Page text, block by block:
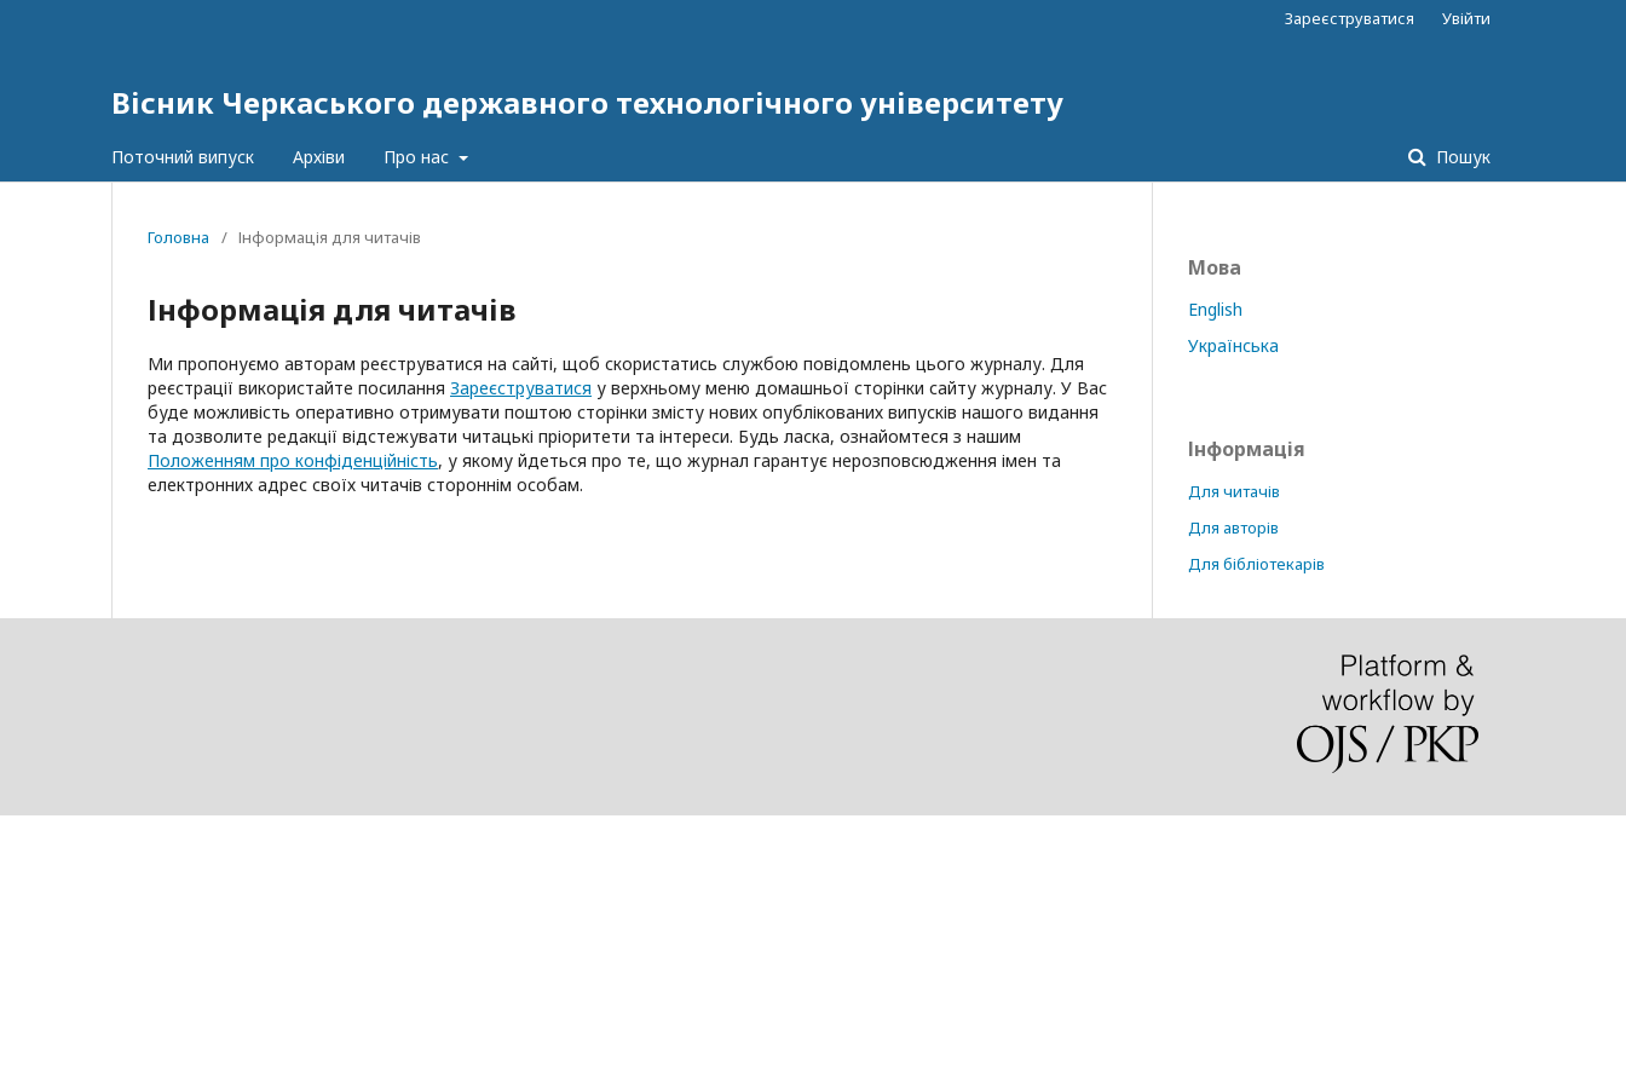
Вісник Черкаського державного технологічного університету
Поточний випуск Архіви Про нас Пошук
Зареєструватися Увійти
Головна / Інформація для читачів
Інформація для читачів
Ми пропонуємо авторам реєструватися на сайті, щоб скористатись службою повідомлень цього журналу. Для
реєстрації використайте посилання Зареєструватися у верхньому меню домашньої сторінки сайту журналу. У Вас
буде можливість оперативно отримувати поштою сторінки змісту нових опублікованих випусків нашого видання
та дозволите редакції відстежувати читацькі пріоритети та інтереси. Будь ласка, ознайомтеся з нашим
Положенням про конфіденційність, у якому йдеться про те, що журнал гарантує нерозповсюдження імен та
електронних адрес своїх читачів стороннім особам.
Мова
English
Українська
Інформація
Для читачів
Для авторів
Для бібліотекарів